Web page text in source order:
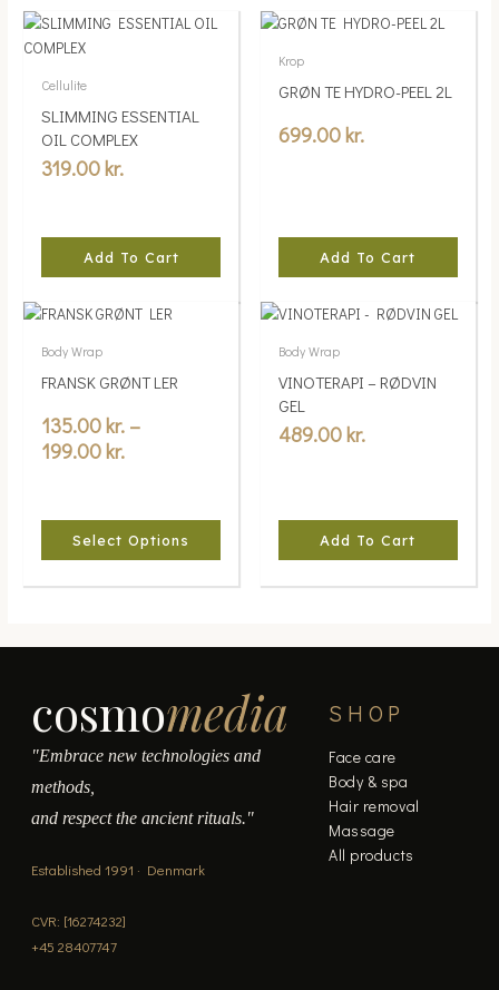
Cellulite
SLIMMING ESSENTIAL
OIL COMPLEX
319.00kr.
Add To Cart
Krop
GRØN TE HYDRO-PEEL 2L
699.00kr.
Add To Cart
Body Wrap
FRANSK GRØNT LER
135.00kr. –
199.00kr.
Price
through
Select Options
This
has
multiple
The
options
chosen
on
the
Body Wrap
VINOTERAPI – RØDVIN
GEL
489.00kr.
Add To Cart
cosmomedia
"Embrace new technologies and
methods,
and respect the ancient rituals."
Established 1991 · Denmark
CVR: [16274232]
+45 28407747
SHOP
Face care
Body & spa
Hair removal
Massage
All products